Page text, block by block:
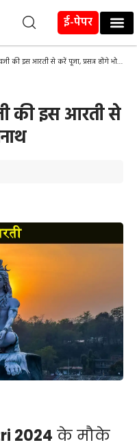
ई-पेपर
इस आरती से करें पूजा, प्रसन्न होंगे भोलेनाथ
की इस आरती से
2024 के मौके